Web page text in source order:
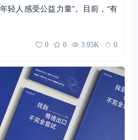
轻人感受公益力量”。目前，“有
0 0 3.95K 0